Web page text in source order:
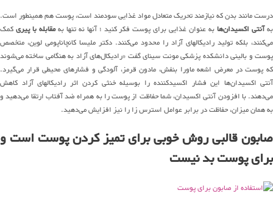
درست مانند بدن که نیازمند تحریک متعادل مواد غذایی سودمند است، پوست هم همینطور است.
بهآنتی اکسیدان‌هابه عنوان غذایی برای پوست فکر کنید ؛ آنها نه تنها بهمقابله با پیریکمک
می‌کنند، بلکه تولید رادیکالهای آزاد را محدود می‌کنند. دکتر ملیسا کانچاناپومی لوین، متخصص
پوست و بالینی دانشکده پزشکی مونت سینای گفت «رادیکال‌های آزاد به هنگامی ساخته می‌شوند
که پوست در معرض اشعه ماورا بنفش، مادون قرمز، آلودگی و فشارهای محیطی قرار می‌گیرد.
آنتی اکسیدان‌ها این فشار اکسیدکننده را بوسیله خنثی کردن اثر رادیکالهای آزاد کاهش
می‌دهند. با افزودن آنتی اکسیدان، شما حفاظت از پوست را به همراه ضد آفتاب ارتقا می‌دهید و
به همان میزان، حفاظت در برابر عوامل استرس زا را نیز افزایش می‌دهید.
صابون قالبی روش خوبی برای تمیز کردن پوست است و
برای پوست بد نیست